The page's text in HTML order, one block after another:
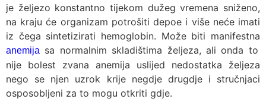
je željezo konstantno tijekom dužeg vremena sniženo,
na kraju će organizam potrošiti depoe i više neće imati
iz čega sintetizirati hemoglobin. Može biti manifestna
anemija sa normalnim skladištima željeza, ali onda to
nije bolest zvana anemija uslijed nedostatka željeza
nego se njen uzrok krije negdje drugdje i stručnjaci
osposobljeni za to mogu otkriti gdje.